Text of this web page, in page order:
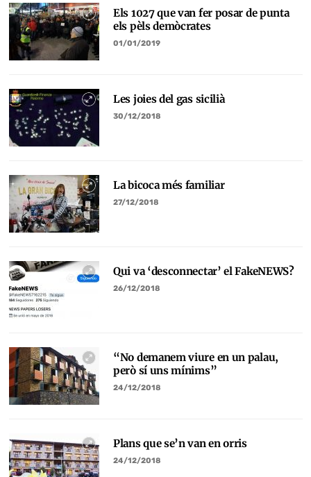
Els 1027 que van fer posar de punta
els pèls demòcrates
01/01/2019
Les joies del gas sicilià
30/12/2018
La bicoca més familiar
27/12/2018
Qui va ‘desconnectar’ el FakeNEWS?
26/12/2018
“No demanem viure en un palau,
però sí uns mínims”
24/12/2018
Plans que se’n van en orris
24/12/2018